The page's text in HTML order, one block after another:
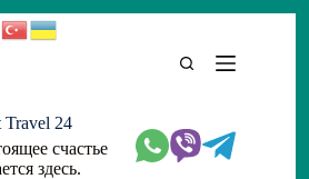
Travel 24
счастье
здесь.